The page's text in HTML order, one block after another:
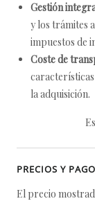
Gestión
y los trámites
impuestos de
Coste de
la adquisición.
PRECIOS Y PAGO
El precio